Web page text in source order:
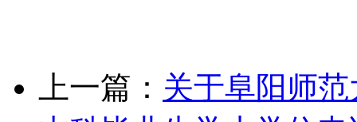
上一篇： 关于阜阳师